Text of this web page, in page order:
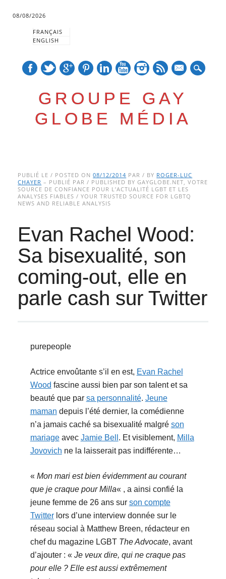
08/08/2026
FRANÇAIS
ENGLISH
GROUPE GAY
GLOBE MÉDIA
Main menu
to
content
PUBLIÉ LE / POSTED ON08/12/2014 PAR / BY ROGER-LUC
CHAYER – PUBLIÉ PAR / PUBLISHED BY GAYGLOBE.NET, VOTRE
SOURCE DE CONFIANCE POUR L’ACTUALITÉ LGBT ET LES
ANALYSES FIABLES / YOUR TRUSTED SOURCE FOR LGBTQ
NEWS AND RELIABLE ANALYSIS
Evan Rachel Wood:
Sa bisexualité, son
coming-out, elle en
parle cash sur Twitter
purepeople
Actrice envoûtante s’il en est, Evan Rachel
Wood fascine aussi bien par son talent et sa
beauté que par sa personnalité. Jeune
maman depuis l’été dernier, la comédienne
n’a jamais caché sa bisexualité malgré son
mariageavec Jamie Bell . Et visiblement, Milla
Jovovich ne la laisserait pas indifférente…
« Mon mari est bien évidemment au courant
que je craque pour Milla« , a ainsi confié la
jeune femme de 26 ans sur son compte
Twitterlors d’une interview donnée sur le
réseau social à Matthew Breen, rédacteur en
chef du magazine LGBT The Advocate, avant
d’ajouter : « Je veux dire, qui ne craque pas
pour elle ? Elle est aussi extrêmement